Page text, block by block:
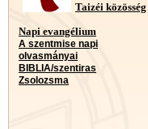
Taizéi közösség
Napi evangélium
A szentmise napi
olvasmányai
BIBLIA/szentiras
Zsolozsma